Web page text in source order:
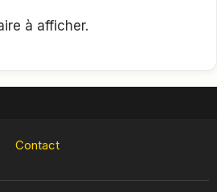
à afficher.
Contact